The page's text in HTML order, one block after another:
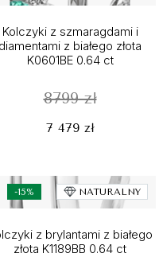
Kolczyki z szmaragdami i
diamentami z białego złota
K0601BE 0.64 ct
8799 zł
7 479 zł
-15% NATURALNY
z brylantami z białego
złota K1189BB 0.64 ct